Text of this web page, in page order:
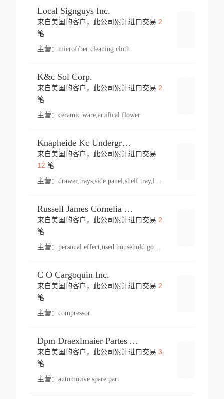
Local Signguys Inc.
来自美国的客户，此公司累计进口交易 2
笔
主营： microfiber cleaning cloth
K&c Sol Corp.
来自美国的客户，此公司累计进口交易 2
笔
主营： ceramic ware,artifical flower
Knapheide Kc Underground
来自美国的客户，此公司累计进口交易
12 笔
主营：
Russell James Cornelia Arlington Va
来自美国的客户，此公司累计进口交易 2
笔
主营： personal effect,used household goods
C O Cargoquin Inc.
来自美国的客户，此公司累计进口交易 2
笔
主营： compressor
Dpm Draexlmaier Partes Automotrices Corr Ind Huejotzingo
来自美国的客户，此公司累计进口交易 3
笔
主营： automotive spare part